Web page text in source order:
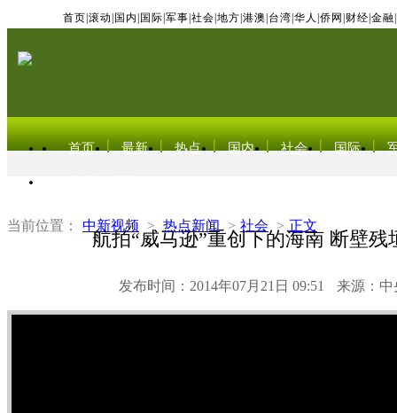
首页 滚动 国内 国际 军事 社会 地方 港澳 台湾 华人 侨网 财经 金融
首页 最新 热点 国内 社会 国际
当前位置： 中新视频 > 热点新闻 > 社会 > 正文
航拍“威马逊”重创下的海南 断壁残
发布时间：2014年07月21日 09:51 来源：中